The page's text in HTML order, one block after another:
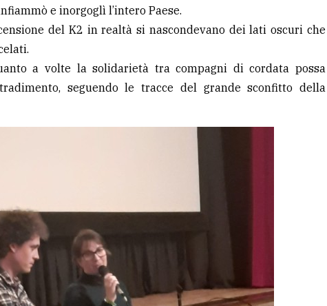
e inorgoglì l’intero Paese.
del K2 in realtà si nascondevano dei lati oscuri che
a volte la solidarietà tra compagni di cordata possa
seguendo le tracce del grande sconfitto della